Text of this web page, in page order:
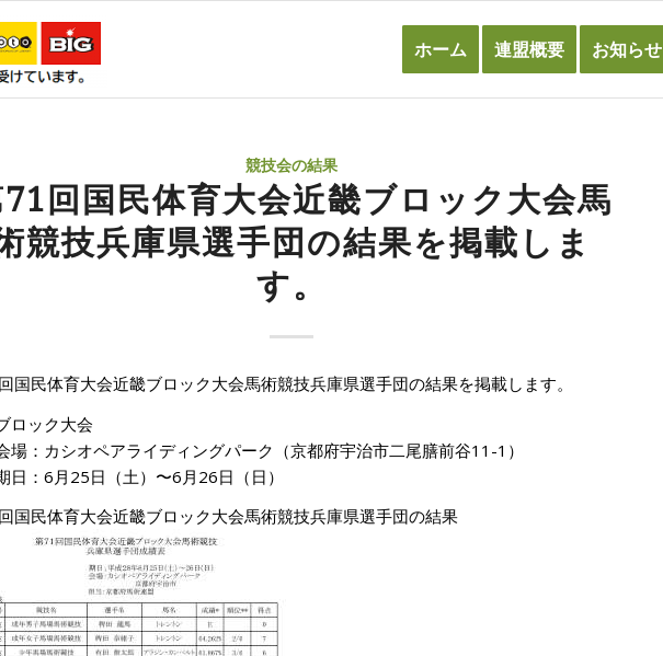
ホーム 連盟概要 お知らせ
競技会の結果
回国民体育大会近畿ブロック大会馬
競技兵庫県選手団の結果を掲載しま
す。
国民体育大会近畿ブロック大会馬術競技兵庫県選手団の結果を掲載します。
ロック大会
場：カシオペアライディングパーク（京都府宇治市二尾膳前谷11-1）
日：6月25日（土）〜6月26日（日）
国民体育大会近畿ブロック大会馬術競技兵庫県選手団の結果